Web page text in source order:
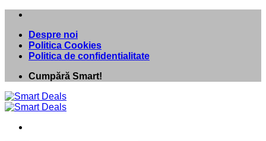
Skip
contentDespre noi
Politica Cookies
Politica de confidentialitate
Cumpără Smart!